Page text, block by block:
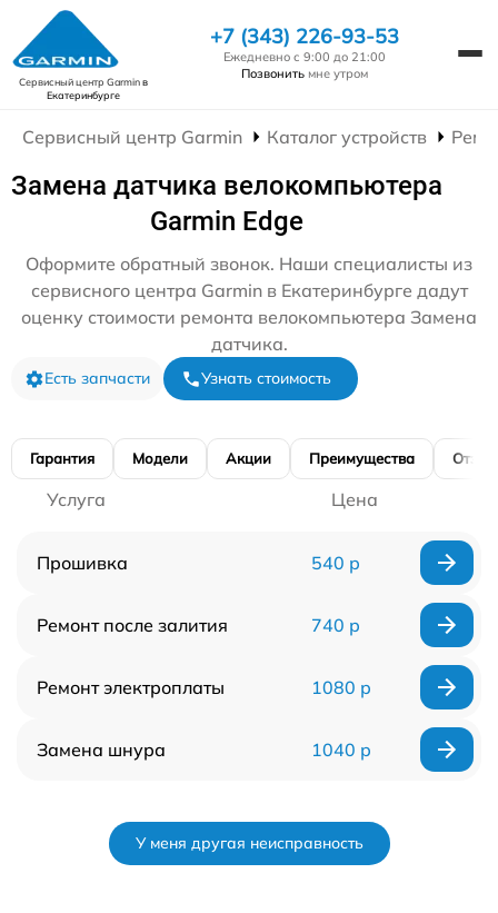
Сервисный центр Garminв
Екатеринбурге
+7 (343) 226-93-53
Ежедневно с 9:00 до 21:00
Позвонить мне утром
Сервисный центр Garmin Каталог устройств
Замена датчика велокомпьютера
Garmin Edge
Оформите обратный звонок. Наши специалисты из
сервисного центра Garmin в Екатеринбурге дадут
оценку стоимости ремонта велокомпьютера Замена
датчика.
Есть запчасти Узнать стоимость
Гарантия Модели Акции Преимущества
Услуга Цена
Прошивка 540 р
Ремонт после залития 740 р
Ремонт электроплаты 1080 р
Замена шнура 1040 р
У меня другая неисправность